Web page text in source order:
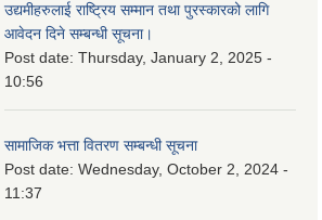
उद्यमीहरुलाई राष्‍ट्रिय सम्मान तथा पुरस्कारको लागि
आवेदन दिने सम्बन्धी सूचना।
Post date: Thursday, January 2, 2025 -
10:56
सामाजिक भत्ता वितरण सम्बन्धी सूचना
Post date: Wednesday, October 2, 2024 -
11:37